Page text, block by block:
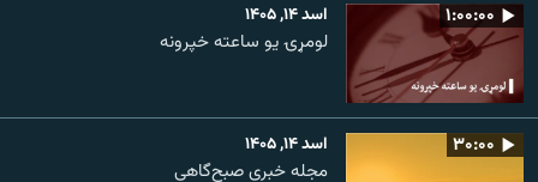
۱:۰۰:۰۰ اسد ۱۴, ۱۴۰۵
لومړۍ یو ساعته خپرونه
۳۰:۰۰ اسد ۱۴, ۱۴۰۵
مجله خبری صبح‌گاهی